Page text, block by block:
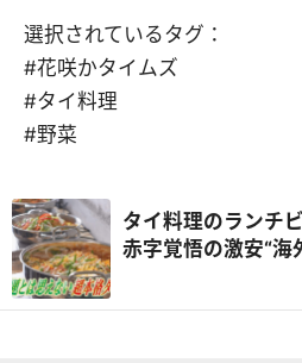
選択されているタグ：
#花咲かタイムズ
#タイ料理
#野菜
タイ料理のランチ
赤字覚悟の激安“海